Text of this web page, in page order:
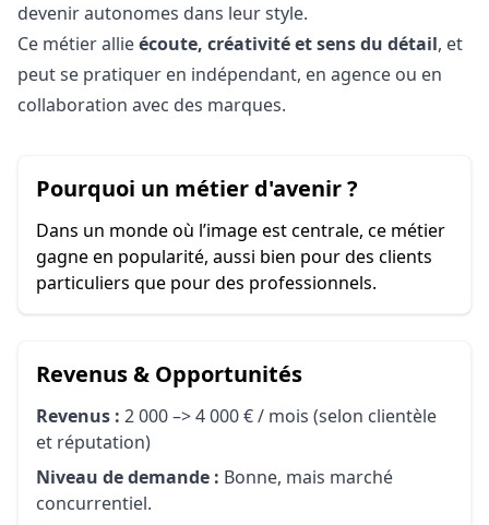
devenir autonomes dans leur style.
Ce métier allieécoute, créativité et sens du détail, et
peut se pratiquer en indépendant, en agence ou en
collaboration avec des marques.
Pourquoi un métier d'avenir ?
Dans un monde où l’image est centrale, ce métier
gagne en popularité, aussi bien pour des clients
particuliers que pour des professionnels.
Revenus & Opportunités
Revenus : 2 000 –> 4 000 € / mois (selon clientèle
et réputation)
Niveau de demande : Bonne, mais marché
concurrentiel.